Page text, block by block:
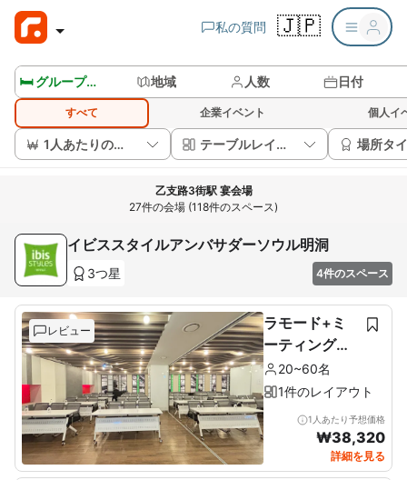
私の質問 🇯🇵
🛏️ グループルームを見る 地域 人数 日付
すべて 企業イベント 個人イ
1人あたりの価格 テーブルレイアウト 場所タ
乙支路3街駅 宴会場
27件の会場 (118件のスペース)
イビススタイルアンバサダーソウル明洞
3つ星 4件のスペース
レビュー
ラモード+ミ
ーティングル
ーム20~60名
1件のレイアウト
1人あたり予想価格
₩38,320
詳細を見る